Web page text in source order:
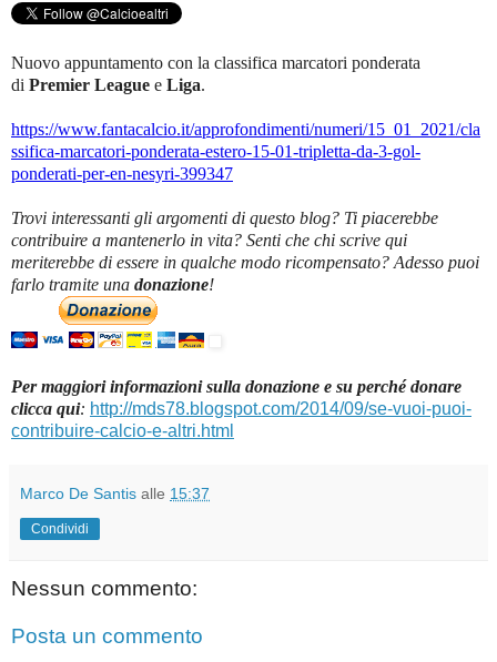
Nuovo appuntamento con la classifica marcatori ponderata
di Premier League e Liga.
https://www.fantacalcio.it/approfondimenti/numeri/15_01_2021/cla
ssifica-marcatori-ponderata-estero-15-01-tripletta-da-3-gol-
ponderati-per-en-nesyri-399347
Trovi interessanti gli argomenti di questo blog? Ti piacerebbe
contribuire a mantenerlo in vita? Senti che chi scrive qui
meriterebbe di essere in qualche modo ricompensato? Adesso puoi
farlo tramite una donazione!
Per maggiori informazioni sulla donazione e su perché donare
clicca qui: http://mds78.blogspot.com/2014/09/se-vuoi-puoi-
contribuire-calcio-e-altri.html
Marco De Santis alle 15:37
Condividi
Nessun commento:
Posta un commento